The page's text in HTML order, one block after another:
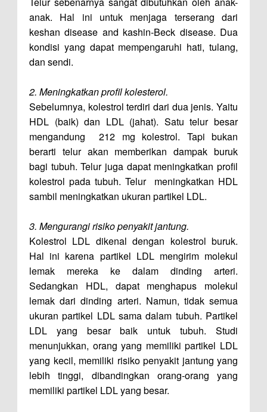
anak. Hal ini untuk menjaga terserang dari
keshan disease and kashin-Beck disease. Dua
kondisi yang dapat mempengaruhi hati, tulang,
dan sendi.
2. Meningkatkan profil kolesterol.
Sebelumnya, kolestrol terdiri dari dua jenis. Yaitu
HDL (baik) dan LDL (jahat). Satu telur besar
mengandung 212 mg kolestrol. Tapi bukan
berarti telur akan memberikan dampak buruk
bagi tubuh. Telur juga dapat meningkatkan profil
kolestrol pada tubuh. Telur meningkatkan HDL
sambil meningkatkan ukuran partikel LDL.
3. Mengurangi risiko penyakit jantung.
Kolestrol LDL dikenal dengan kolestrol buruk.
Hal ini karena partikel LDL mengirim molekul
lemak mereka ke dalam dinding arteri.
Sedangkan HDL, dapat menghapus molekul
lemak dari dinding arteri. Namun, tidak semua
ukuran partikel LDL sama dalam tubuh. Partikel
LDL yang besar baik untuk tubuh. Studi
menunjukkan, orang yang memiliki partikel LDL
yang kecil, memiliki risiko penyakit jantung yang
lebih tinggi, dibandingkan orang-orang yang
memiliki partikel LDL yang besar.